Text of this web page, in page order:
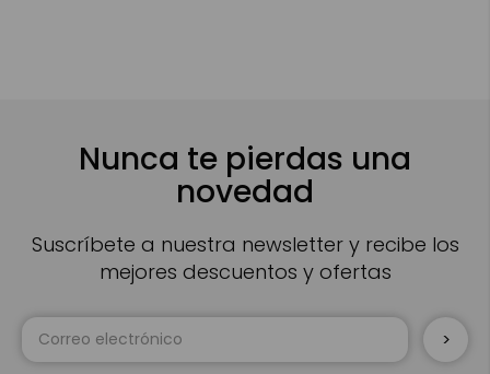
Nunca te pierdas una
novedad
Suscríbete a nuestra newsletter y recibe los
mejores descuentos y ofertas